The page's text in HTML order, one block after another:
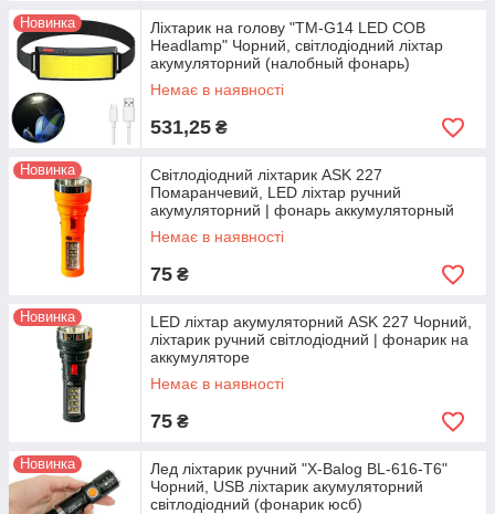
Новинка
Ліхтарик на голову "TM-G14 LED COB
Headlamp" Чорний, світлодіодний ліхтар
акумуляторний (налобный фонарь)
Немає в наявності
531,25 ₴
Новинка
Світлодіодний ліхтарик ASK 227
Помаранчевий, LED ліхтар ручний
акумуляторний | фонарь аккумуляторный
светодиодный мощный
Немає в наявності
75 ₴
Новинка
LED ліхтар акумуляторний ASK 227 Чорний,
ліхтарик ручний світлодіодний | фонарик на
аккумуляторе
Немає в наявності
75 ₴
Новинка
Лед ліхтарик ручний "X-Balog BL-616-T6"
Чорний, USB ліхтарик акумуляторний
світлодіодний (фонарик юсб)